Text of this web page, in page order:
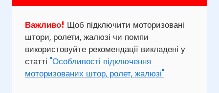
Важливо! Щоб підключити моторизовані
штори, ролети, жалюзі чи помпи
використовуйте рекомендації викладені у
статті "Особливості підключення
моторизованих штор, ролет, жалюзі"